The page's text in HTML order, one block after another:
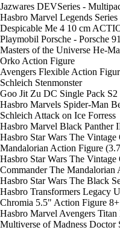
Jazwares DEVSeries -
Hasbro Marvel Legends
Despicable Me 4 10 cm
Playmobil Porsche - Porsche
Masters of the Universe He-
Orko Action Figure
Avengers Flexible Action
Schleich Stenmonster
Goo Jit Zu DC Single Pack
Hasbro Marvels Spider-Man
Schleich Attack on Ice Forress
Hasbro Marvel Black Panther
Hasbro Star Wars The
Mandalorian Action Figure
Hasbro Star Wars The
Commander The
Hasbro Star Wars The Black
Hasbro Transformers Legacy
Chromia 5.5" Action Figure 8+
Hasbro Marvel Avengers
Multiverse of Madness Doctor